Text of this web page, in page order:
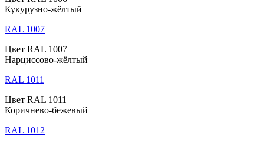
Кукурузно-жёлтый
RAL 1007
Цвет RAL 1007
Нарциссово-жёлтый
RAL 1011
Цвет RAL 1011
Коричнево-бежевый
RAL 1012